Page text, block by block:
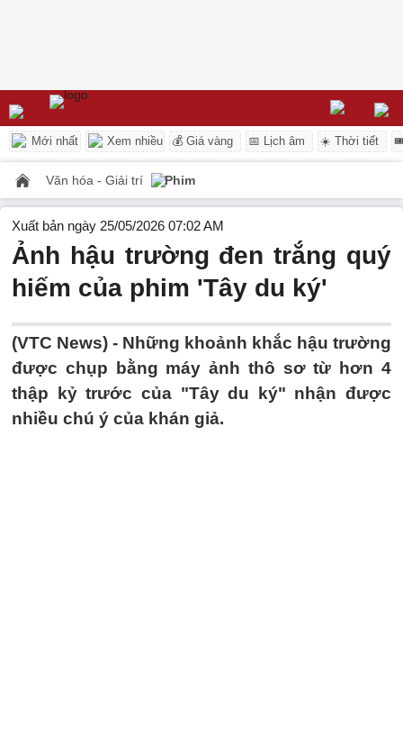
Mới nhất Xem nhiều 💰 Giá vàng 📅 Lịch âm ☀️ Thời tiết
Văn hóa - Giải trí Phim
Xuất bản ngày 25/05/2026 07:02 AM
Ảnh hậu trường đen trắng quý
hiếm của phim 'Tây du ký'
(VTC News) - Những khoảnh khắc hậu trường
được chụp bằng máy ảnh thô sơ từ hơn 4
thập kỷ trước của "Tây du ký" nhận được
nhiều chú ý của khán giả.